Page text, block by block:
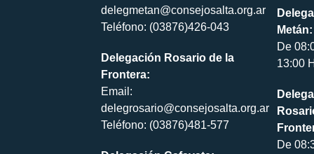
delegmetan@consejosalta.org.ar
Teléfono: (03876)426-043
Delegación Rosario de la
Frontera:
Email:
delegrosario@consejosalta.org.ar
Teléfono: (03876)481-577
Metán:
De
13:00
De